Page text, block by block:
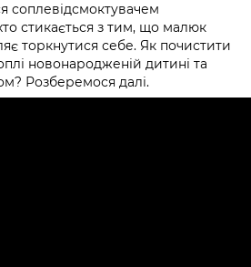
соплевідсмоктувачем
стикається з тим, що малюк
торкнутися себе. Як почистити
новонародженій дитині та
Розберемося далі.